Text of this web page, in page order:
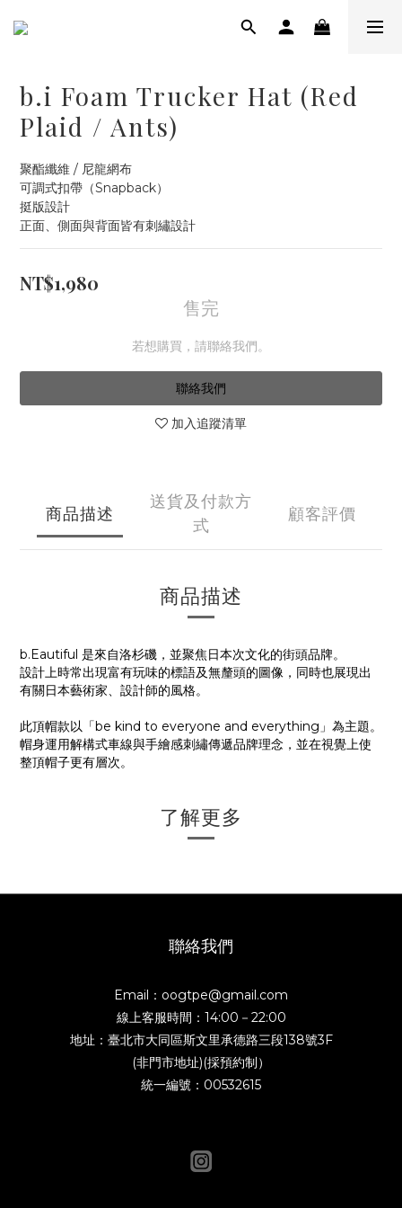
b.i Foam Trucker Hat (Red
Plaid / Ants)
聚酯纖維 / 尼龍網布
可調式扣帶（Snapback）
挺版設計
正面、側面與背面皆有刺繡設計
NT$1,980
售完
若想購買，請聯絡我們。
聯絡我們
加入追蹤清單
商品描述
送貨及付款方
式
顧客評價
商品描述
b.Eautiful 是來自洛杉磯，並聚焦日本次文化的街頭品牌。
設計上時常出現富有玩味的標語及無釐頭的圖像，同時也展現出
有關日本藝術家、設計師的風格。
此頂帽款以「be kind to everyone and everything」為主題。
帽身運用解構式車線與手繪感刺繡傳遞品牌理念，並在視覺上使
整頂帽子更有層次。
了解更多
聯絡我們
Email：oogtpe@gmail.com
線上客服時間：14:00－22:00
地址：臺北市大同區斯文里承德路三段138號3F
(非門市地址)(採預約制）
統一編號：00532615